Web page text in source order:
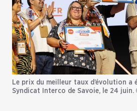
Le prix du meilleur taux d’évolution a
Syndicat Interco de Savoie, le 24 juin.